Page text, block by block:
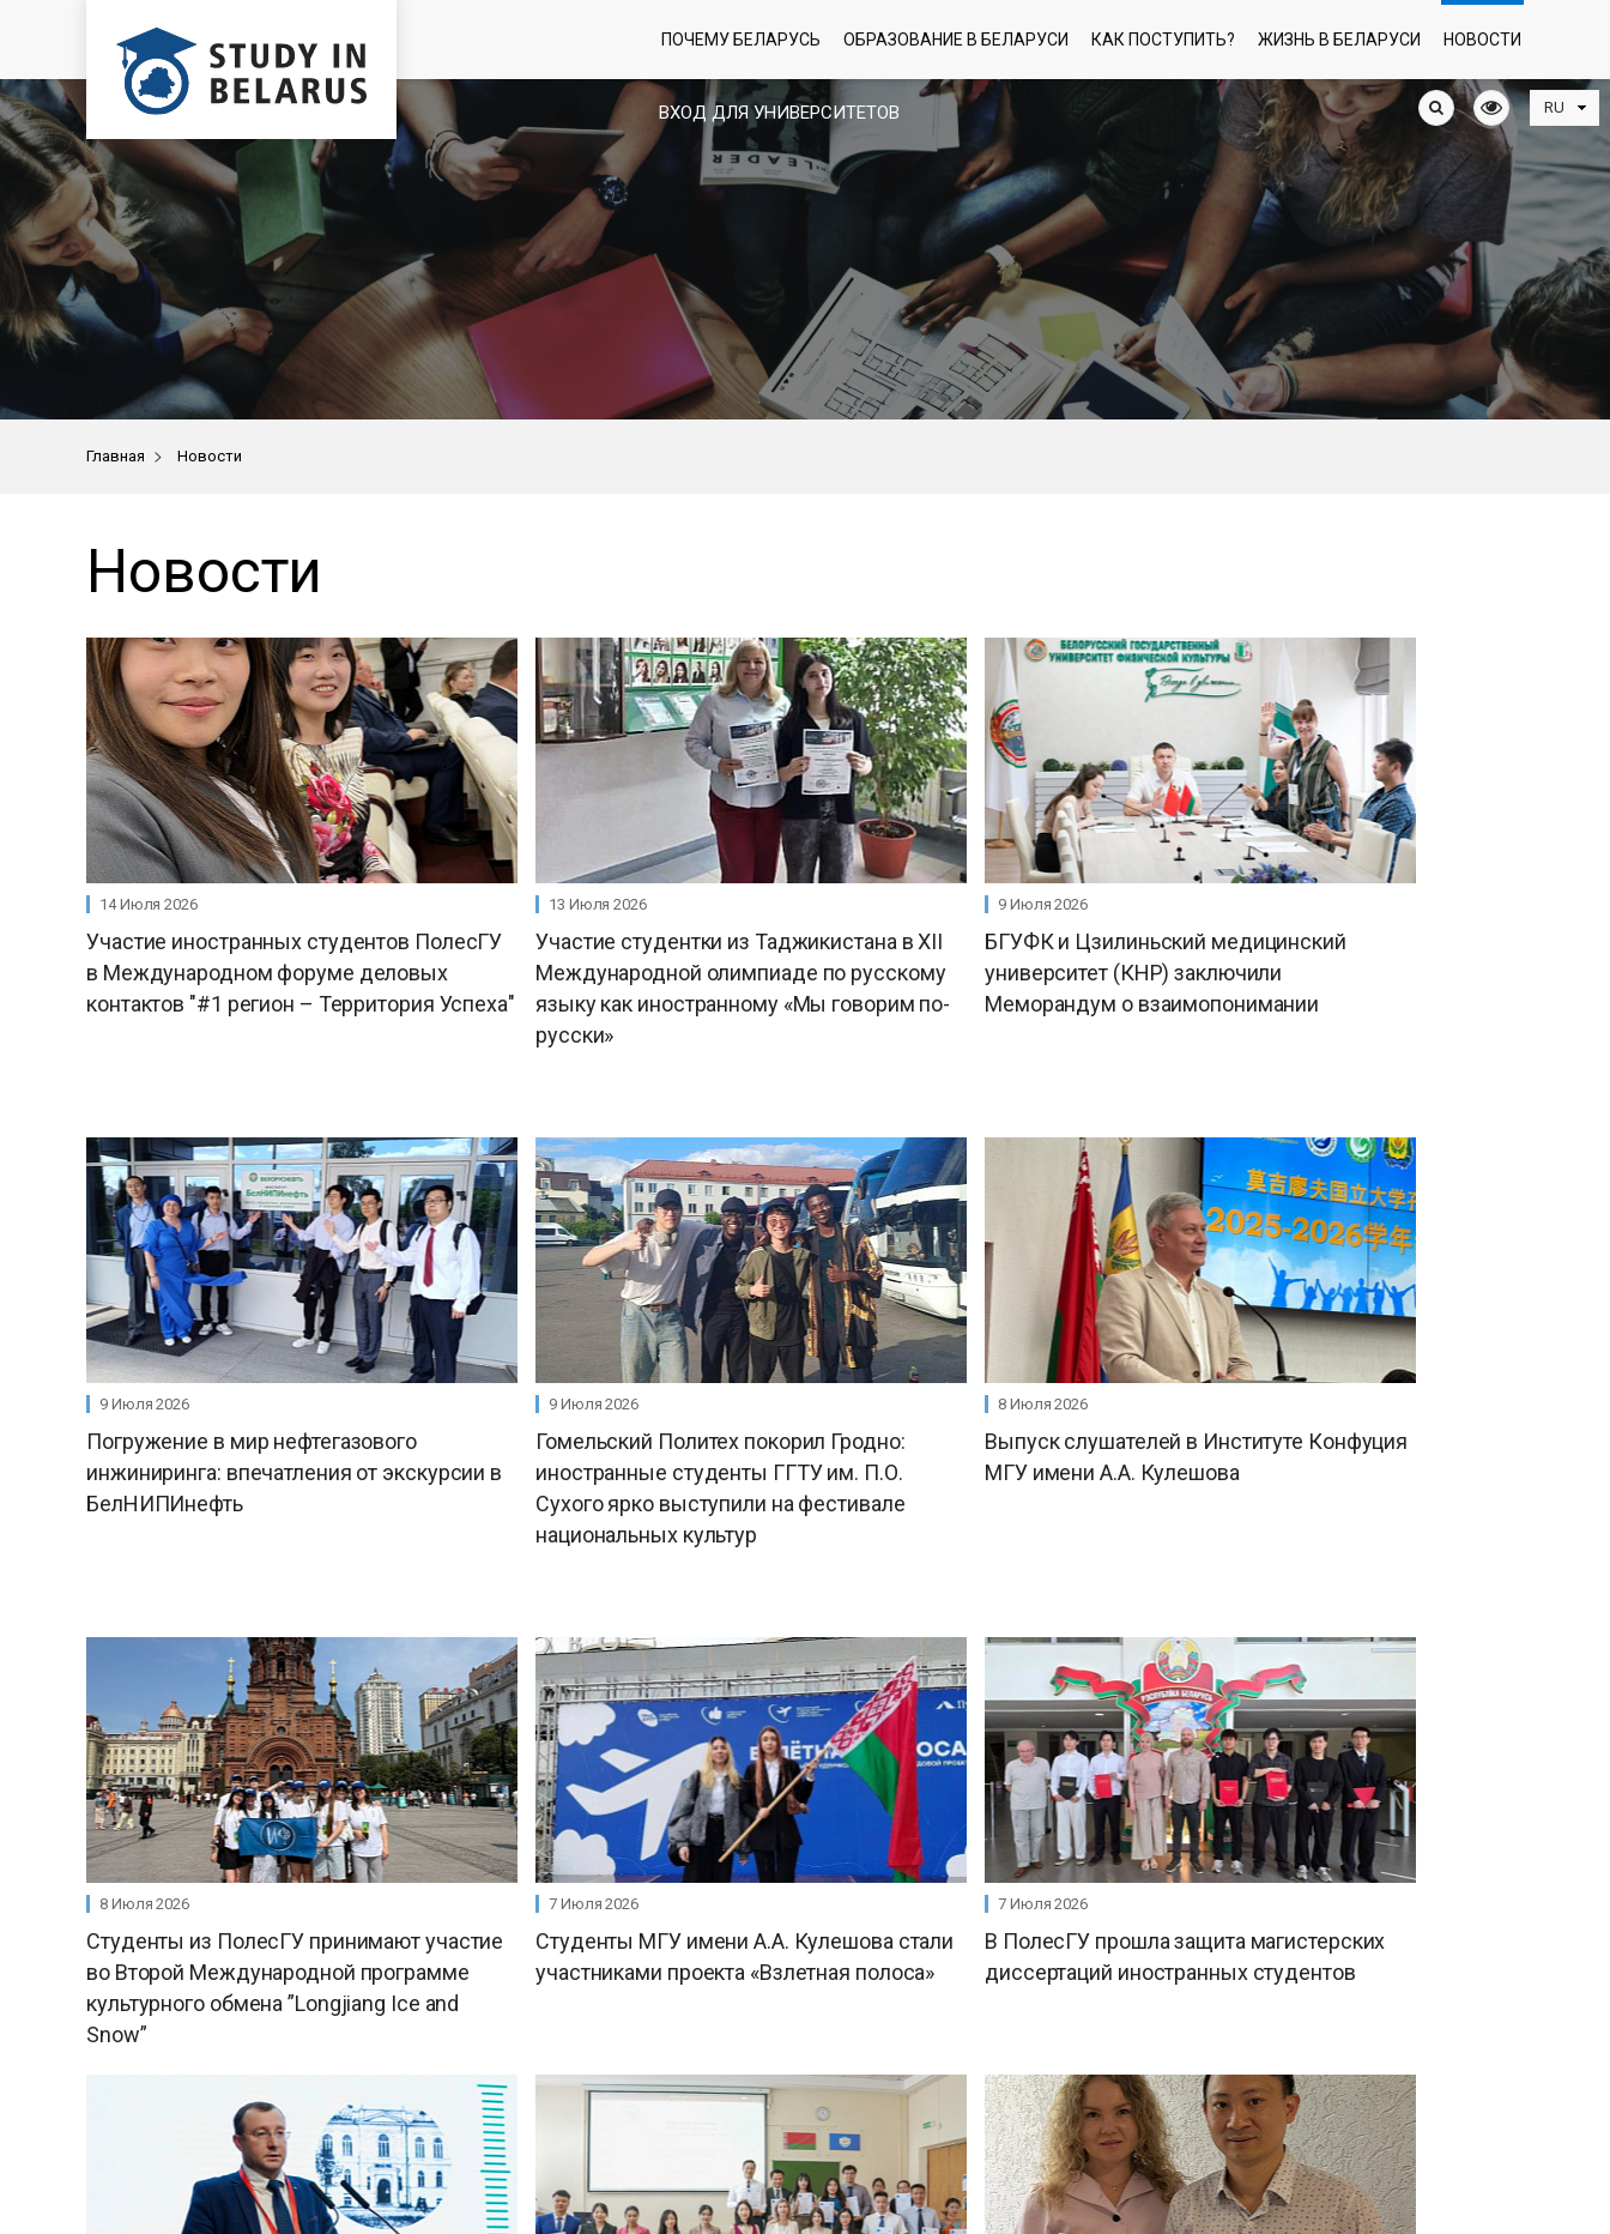
ВХОД ДЛЯ УНИВЕРСИТЕТОВ
ПОЧЕМУ БЕЛАРУСЬ ОБРАЗОВАНИЕ В БЕЛАРУСИ КАК ПОСТУПИТЬ? ЖИЗНЬ В БЕЛАРУСИ НОВОСТИ
Главная > Новости
Новости
14 Июля 2026
Участие иностранных студентов ПолесГУ
в Международном форуме деловых
контактов "#1 регион – Территория Успеха"
13 Июля 2026
Участие студентки из Таджикистана в XII
Международной олимпиаде по русскому
языку как иностранному «Мы говорим по-
русски»
9 Июля 2026
БГУФК и Цзилиньский медицинский
университет (КНР) заключили
Меморандум о взаимопонимании
9 Июля 2026
Погружение в мир нефтегазового
инжиниринга: впечатления от экскурсии в
БелНИПИнефть
9 Июля 2026
Гомельский Политех покорил Гродно:
иностранные студенты ГГТУ им. П.О.
Сухого ярко выступили на фестивале
национальных культур
8 Июля 2026
Выпуск слушателей в Институте Конфуция
МГУ имени А.А. Кулешова
8 Июля 2026
Студенты из ПолесГУ принимают участие
во Второй Международной программе
культурного обмена ”Longjiang Ice and
Snow”
7 Июля 2026
Студенты МГУ имени А.А. Кулешова стали
участниками проекта «Взлетная полоса»
7 Июля 2026
В ПолесГУ прошла защита магистерских
диссертаций иностранных студентов